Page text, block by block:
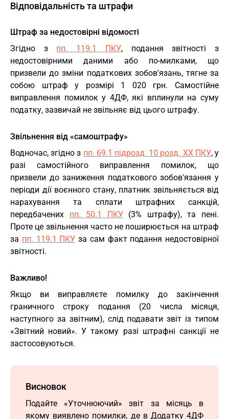
Відповідальність та штрафи
Штраф за недостовірні відомості
Згідно з пп. 119.1 ПКУ, подання звітності з
недостовірними даними або по-милками, що
призвели до зміни податкових зобов'язань, тягне за
собою штраф у розмірі 1 020 грн. Самостійне
виправлення помилок у 4ДФ, які вплинули на суму
податку, зазвичай не звільняє від цього штрафу.
Звільнення від «самоштрафу»
Водночас, згідно з пп. 69.1 підрозд. 10 розд. XX ПКУ, у
разі самостійного виправлення помилок, що
призвели до заниження податкового зобов'язання у
періоди дії воєнного стану, платник звільняється від
нарахування та сплати штрафних санкцій,
передбачених пп. 50.1 ПКУ(3% штрафу), та пені.
Проте це звільнення часто не поширюється на штраф
за пп. 119.1 ПКУ за сам факт подання недостовірної
звітності.
Важливо!
Якщо ви виправляєте помилку до закінчення
граничного строку подання (20 числа місяця,
наступного за звітним), слід подавати звіт із типом
«Звітний новий». У такому разі штрафні санкції не
застосовуються.
Висновок
Подайте «Уточнюючий» звіт за місяць в
якому виявлено помилки, де в Додатку 4ДФ